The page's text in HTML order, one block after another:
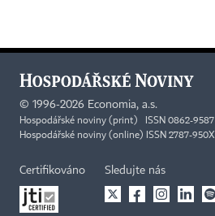
© 1996-2026 Economia, a.s.
Hospodářské noviny (print) ISSN 0862-9587
Hospodářské noviny (online) ISSN 2787-950X
Certifikováno Sledujte nás